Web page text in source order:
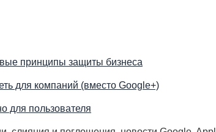
принципы защиты бизнеса
для компаний (вместо Google+)
для пользователя